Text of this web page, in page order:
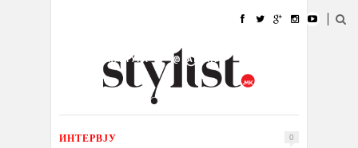
УБАВИНА
КУЛТУРА @РАБОТА
ИЗЛОГ
ИНТЕРВЈУ 0